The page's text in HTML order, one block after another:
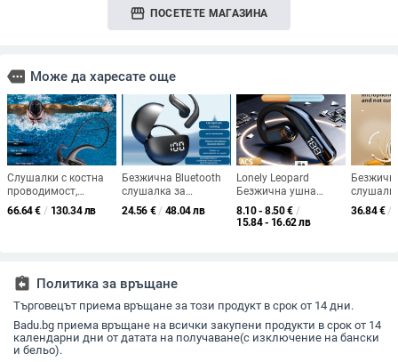
storefront ПОСЕТЕТЕ МАГАЗИНА
more Може да харесате още
Слушалки с костна
проводимост,
Bluetooth 5.4, IPX8
водоустойчеви,
66.64€ / 130.34 лв
Безжична Bluetooth
слушалка за
интелигентен превод
със Ear-hook дизайн
24.56 € / 48.04 лв
Lonely Leopard
Безжична ушна
слушалка с ушен
закачалка — стерео,
8.10 - 8.50€ /
15.84 - 16.62 лв
сгъваем
за
36.84€ /
assignment_return Политика за връщане
Търговецът приема връщане за този продукт в срок от 14 дни.
Badu.bg приема връщане на всички закупени продукти в срок от 14
календарни дни от датата на получаване(с изключение на бански
и бельо).